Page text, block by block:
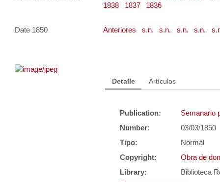
1838
1837 1836
Date 1850 Anteriores s.n. s.n. s.n. s.n.
Detalle Artículos
Publication:
Semanario
Number:
03/03/1850
Tipo:
Normal
Copyright:
Obra de
Library:
Biblioteca